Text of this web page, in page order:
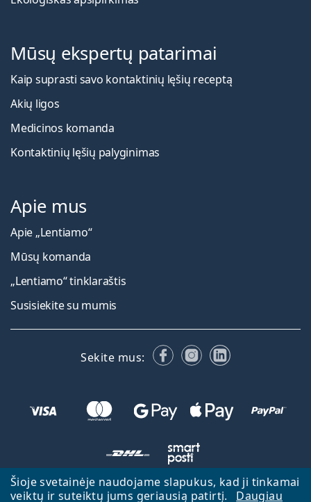
Šioje svetainėje naudojame slapukus, kad ji tinkamai
veiktų ir suteiktų jums geriausią patirtį.
Daugiau
Mūsų ekspertų patarimai
Kaip suprasti savo kontaktinių lęšių receptą
Akių ligos
Medicinos komanda
Kontaktinių lęšių palyginimas
Apie mus
Apie „Lentiamo“
Mūsų komanda
„Lentiamo“ tinklaraštis
Susisiekite su mumis
Sekite mus: FacebookInstagram
LinkedIn
Atgal į pagrindinį puslapį Eiti aukštyn